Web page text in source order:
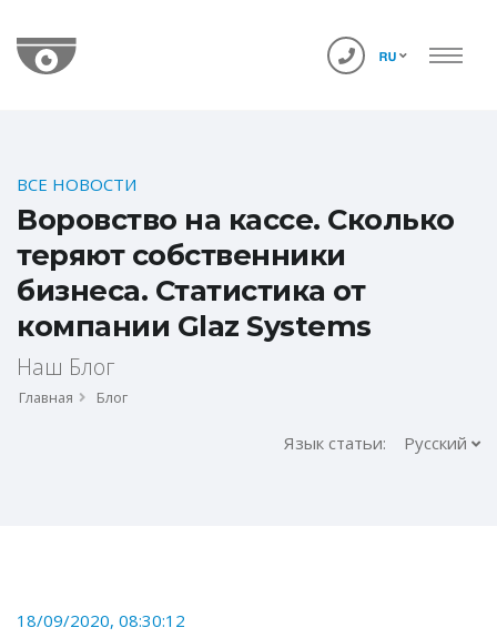
ВСЕ НОВОСТИ
Воровство на кассе. Сколько
теряют собственники
бизнеса. Статистика от
компании Glaz Systems
Наш Блог
Главная Блог
Язык статьи: Русский
18/09/2020, 08:30:12